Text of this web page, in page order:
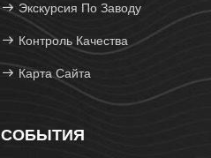
Экскурсия По Заводу
Контроль Качества
Карта Сайта
СОБЫТИЯ